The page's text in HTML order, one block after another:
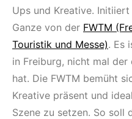
Ups und Kreative.
Ganze von der FWTM
Touristik und Messe). Es
in Freiburg, nicht mal
hat. Die FWTM bemüht
Kreative präsent und
Szene zu setzen. So soll